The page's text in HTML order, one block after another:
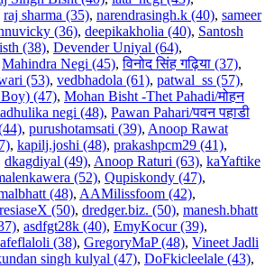
raj sharma (35), narendrasingh.k (40), sameer
(36), deepikakholia (40), Santosh
(38), Devender Uniyal (64),
Mahindra Negi (45),विनोद सिंह गढ़िया (37),
(53), vedbhadola (61), patwal_ss (57),
(47), Mohan Bisht -Thet Pahadi/मोहन
negi (48), Pawan Pahari/पवन पहाडी
, purushotamsati (39), Anoop Rawat
, kapilj.joshi (48), prakashpcm29 (41),
dkagdiyal (49), Anoop Raturi (63), kaYaftike
(52), Qupiskondy (47),
(48), AAMilissfoom (42),
(50), dredger.biz. (50), manesh.bhatt
, asdfgt28k (40), EmyKocur (39),
(38), GregoryMaP (48), Vineet Jadli
singh kulyal (47), DoFkicleelale (43),